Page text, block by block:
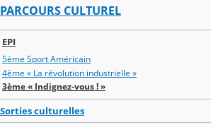
PARCOURS CULTUREL
EPI
5ème Sport Américain
4ème « La révolution industrielle »
3ème « Indignez-vous ! »
Sorties culturelles